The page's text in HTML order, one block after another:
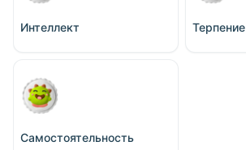
Интеллект Терпение
Самостоятельность